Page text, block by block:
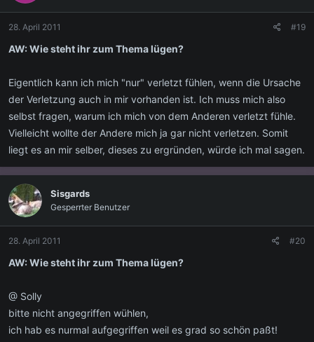
28. April 2011 #19
AW: Wie steht ihr zum Thema lügen?
Eigentlich kann ich mich "nur" verletzt fühlen, wenn die Ursache
der Verletzung auch in mir vorhanden ist. Ich muss mich also
selbst fragen, warum ich mich von dem Anderen verletzt fühle.
Vielleicht wollte der Andere mich ja gar nicht verletzen. Somit
liegt es an mir selber, dieses zu ergründen, würde ich mal sagen.
Sisgards
Gesperrter Benutzer
28. April 2011 #20
AW: Wie steht ihr zum Thema lügen?
@ Solly
bitte nicht angegriffen wühlen,
ich hab es nurmal aufgegriffen weil es grad so schön paßt!